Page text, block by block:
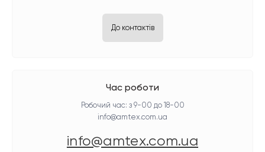
До контактів
Час роботи
Робочий час: з 9-00 до 18-00
info@amtex.com.ua
info@amtex.com.ua